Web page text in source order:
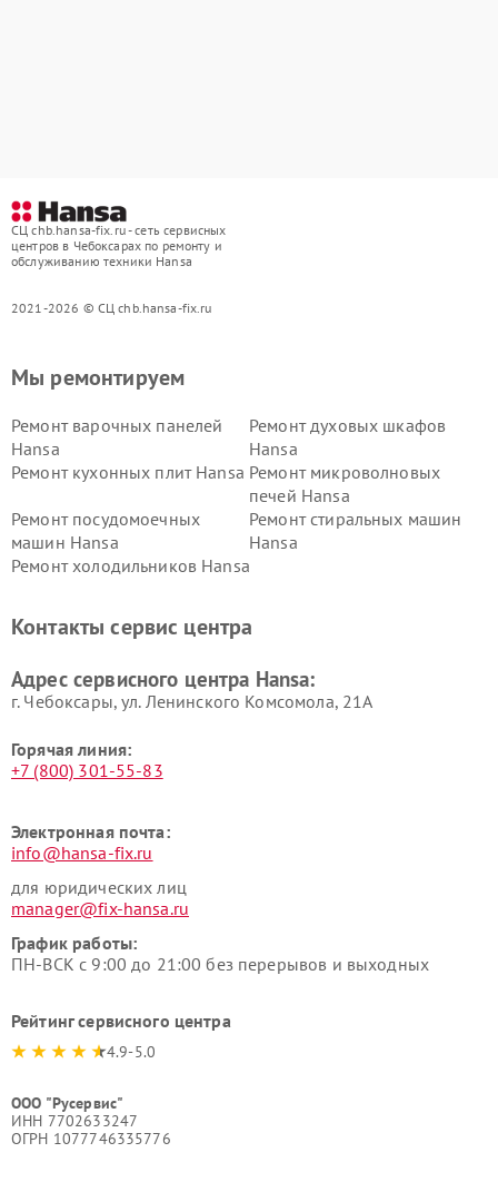
СЦ chb.hansa-fix.ru - сеть сервисных
центров в Чебоксарах по ремонту и
обслуживанию техники Hansa
2021-2026 © СЦ chb.hansa-fix.ru
Мы ремонтируем
Ремонт варочных панелей
Hansa
Ремонт духовых шкафов
Hansa
Ремонт кухонных плит Hansa Ремонт микроволновых
печей Hansa
Ремонт посудомоечных
машин Hansa
Ремонт стиральных машин
Hansa
Ремонт холодильников Hansa
Контакты сервис центра
Адрес сервисного центра Hansa:
г. Чебоксары, ул. Ленинского Комсомола, 21А
Горячая линия:
+7 (800) 301-55-83
Электронная почта:
info@hansa-fix.ru
для юридических лиц
manager@fix-hansa.ru
График работы:
ПН-ВСК с 9:00 до 21:00 без перерывов и выходных
Рейтинг сервисного центра
4.9-5.0
ООО "Русервис"
ИНН 7702633247
ОГРН 1077746335776